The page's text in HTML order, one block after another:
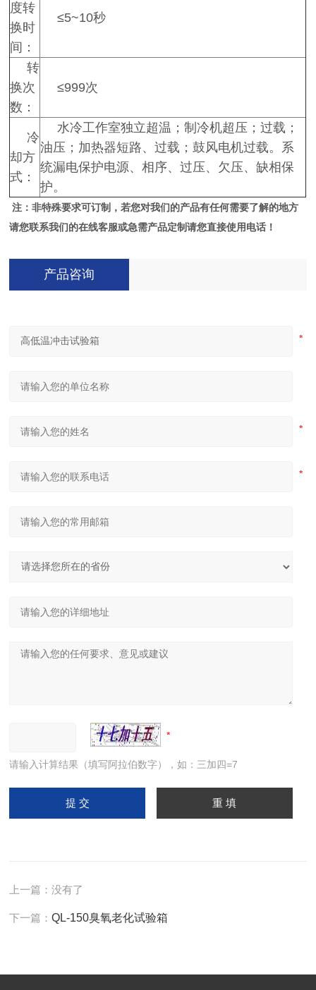
度转
换时
间：
≤5~10秒
转
换次
数：
≤999次
冷
却方
式：
水冷工作室独立超温；制冷机超压；过载；
油压；加热器短路、过载；鼓风电机过载。系
统漏电保护电源、相序、过压、欠压、缺相保
护。
注：非特殊要求可订制，若您对我们的产品有任何需要了解的地方
请您联系我们的在线客服或急需产品定制请您直接使用电话！
产品咨询
请输入计算结果（填写阿拉伯数字），如：三加四=7
上一篇：没有了
下一篇：QL-150臭氧老化试验箱